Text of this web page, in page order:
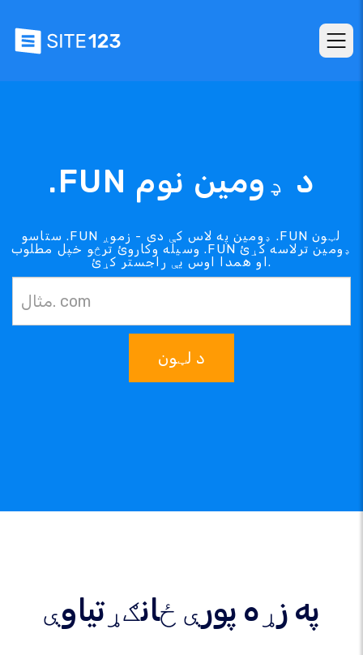
.FUN د ډومین نوم
ستاسو .FUN ډومین په لاس کې دی - زموږ .FUN لټون
وسیله وکاروئ ترڅو خپل مطلوب .FUN ډومین ترلاسه کړئ
او همدا اوس یې راجستر کړئ.
د لټون
په زړه پورې ځانګړتیاوې